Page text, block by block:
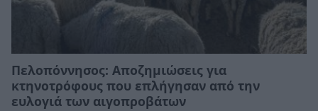
Πελοπόννησος: Αποζημιώσεις για
κτηνοτρόφους που επλήγησαν από την
ευλογιά των αιγοπροβάτων